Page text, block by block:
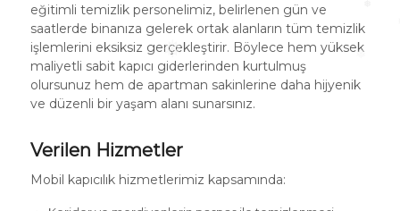
❅
❅
❅
❅
❅
eğitimli temizlik personelimiz, belirlenen gün ve
saatlerde binanıza gelerek ortak alanların tüm temizlik
işlemlerini eksiksiz gerçekleştirir. Böylece hem yüksek
maliyetli sabit kapıcı giderlerinden kurtulmuş
olursunuz hem de apartman sakinlerine daha hijyenik
ve düzenli bir yaşam alanı sunarsınız.
Verilen Hizmetler
Mobil kapıcılık hizmetlerimiz kapsamında: